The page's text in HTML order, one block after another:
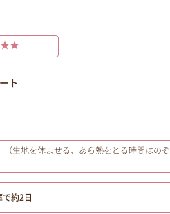
ト
（生地を休ませる、あら熱をとる時間はのぞ
で約2日